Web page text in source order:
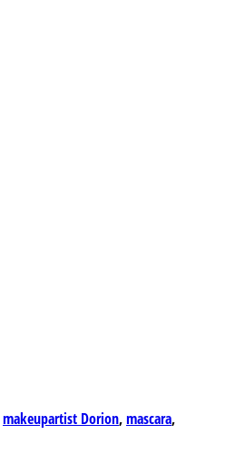
makeupartist Dorion,mascara,